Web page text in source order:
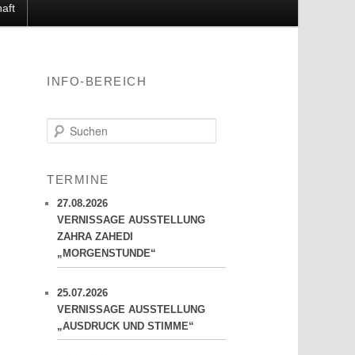
INFO-BEREICH
e
n
TERMINE
27.08.2026
VERNISSAGE AUSSTELLUNG
ZAHRA ZAHEDI
„MORGENSTUNDE“
25.07.2026
VERNISSAGE AUSSTELLUNG
„AUSDRUCK UND STIMME“